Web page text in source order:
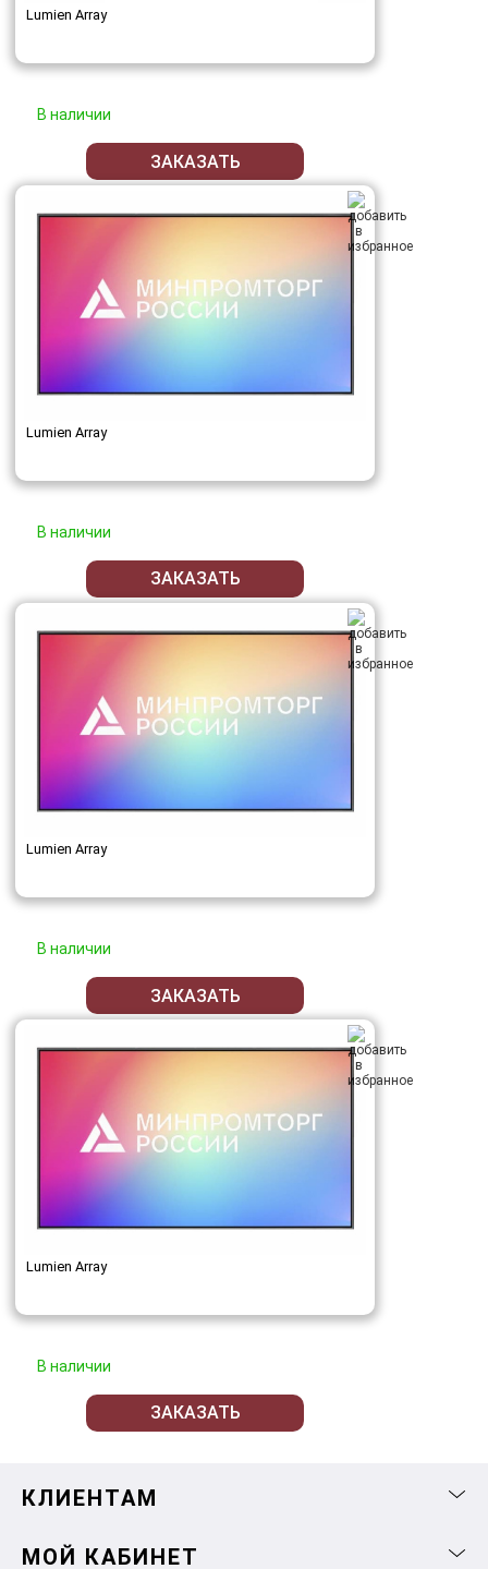
Lumien Array
В наличии
ЗАКАЗАТЬ
Lumien Array
В наличии
ЗАКАЗАТЬ
Lumien Array
В наличии
ЗАКАЗАТЬ
Lumien Array
В наличии
ЗАКАЗАТЬ
КЛИЕНТАМ
МОЙ КАБИНЕТ